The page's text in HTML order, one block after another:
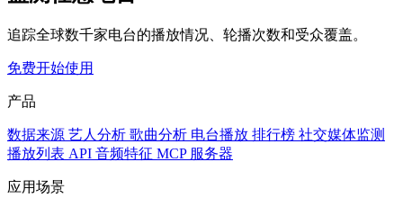
追踪全球数千家电台的播放情况、轮播次数和受众覆盖。
免费开始使用
产品
数据来源 艺人分析 歌曲分析 电台播放 排行榜 社交媒体监测
播放列表 API 音频特征 MCP 服务器
应用场景